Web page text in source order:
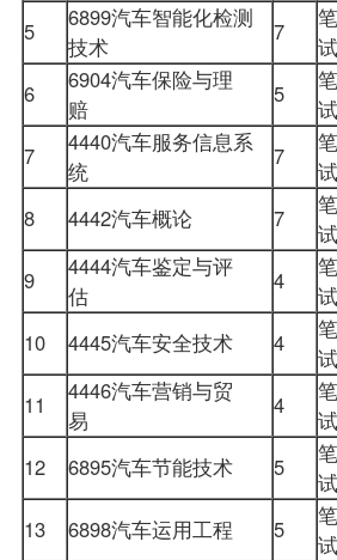
5
6899汽车智能化检测
技术
7
笔
6
6904汽车保险与理
赔
5
笔
7
4440汽车服务信息系
统
7
笔
8 4442汽车概论 7
笔
9
4444汽车鉴定与评
估
4
笔
10 4445汽车安全技术 4
笔
11 4446汽车营销与贸
易
4
笔
12 6895汽车节能技术 5
笔
13 6898汽车运用工程 5
笔